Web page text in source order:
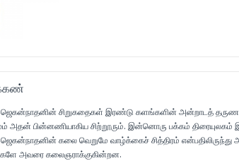
ஜெகன்நாதனின் சிறுகதைகள் இரண்டு களங்களின் அன்றாடத்
அதன் பின்னணியாகிய சிற்றூரும். இன்னொரு பக்கம் திரையுலகம்
கலை வெறுமே வாழ்க்கைச் சித்திரம் என்பதிலிருந்து
அவரை கலைஞராக்குகின்றன.